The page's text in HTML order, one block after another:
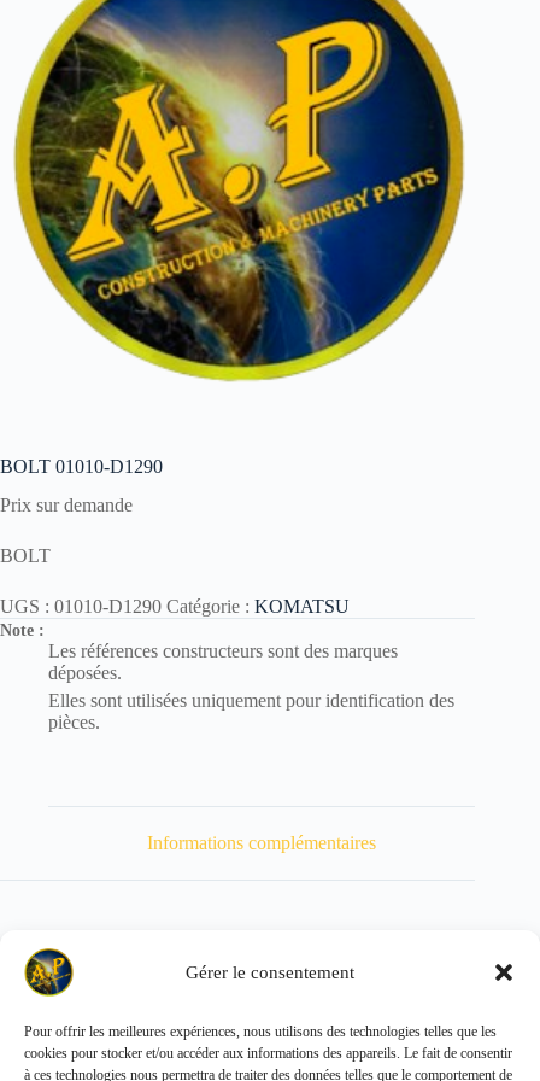
Gérer le consentement
Pour offrir les meilleures expériences, nous utilisons des technologies telles que les
cookies pour stocker et/ou accéder aux informations des appareils. Le fait de consentir
à ces technologies nous permettra de traiter des données telles que le comportement de
BOLT 01010-D1290
Prix sur demande
BOLT
UGS : 01010-D1290 Catégorie : KOMATSU
Note :
Les références constructeurs sont des marques
déposées.
Elles sont utilisées uniquement pour identification des
pièces.
Informations complémentaires
Poids 86 kg
Copyright © 2026 - ALL PARTS FRANCE SAS